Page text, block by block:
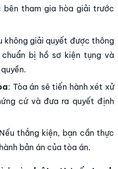
bên tham gia hòa giải trước
không giải quyết được thông
bị hồ sơ kiện tụng và
: Tòa án sẽ tiến hành xét xử
cứ và đưa ra quyết định
thắng kiện, bạn cần thực
bản án của tòa án.